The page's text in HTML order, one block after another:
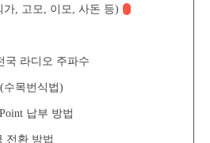
, 고모, 이모, 사돈 등)
국 라디오 주파수
수목번식법)
납부 방법
전환 방법